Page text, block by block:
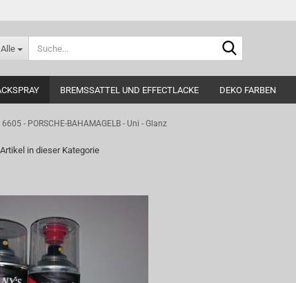
Alle
BREMSSATTEL UND EFFECTLACKE DEKO FARBEN
6605 - PORSCHE-BAHAMAGELB - Uni - Glanz
Artikel in dieser Kategorie